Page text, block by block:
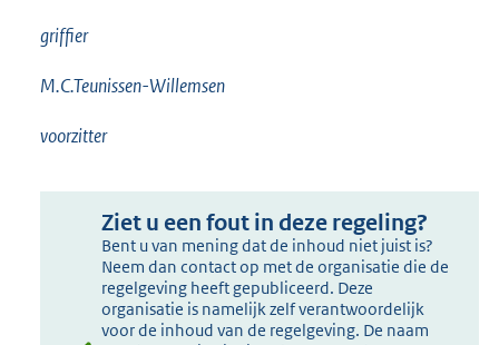
griffier
M.C.Teunissen-Willemsen
voorzitter
Ziet u een fout in deze regeling?
Bent u van mening dat de inhoud niet juist is?
Neem dan contact op met de organisatie die de
regelgeving heeft gepubliceerd. Deze
organisatie is namelijk zelf verantwoordelijk
voor de inhoud van de regelgeving. De naam